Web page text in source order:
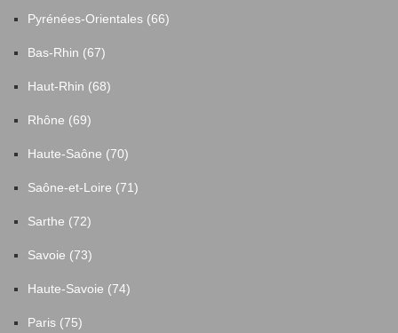
Pyrénées-Orientales (66)
Bas-Rhin (67)
Haut-Rhin (68)
Rhône (69)
Haute-Saône (70)
Saône-et-Loire (71)
Sarthe (72)
Savoie (73)
Haute-Savoie (74)
Paris (75)